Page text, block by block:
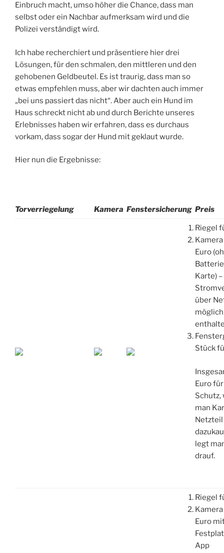
Einbruch macht, umso höher die Chance, dass man
selbst oder ein Nachbar aufmerksam wird und die
Polizei verständigt wird.
Ich habe recherchiert und präsentiere hier drei
Lösungen, für den schmalen, den mittleren und den
gehobenen Geldbeutel. Es ist traurig, dass man so
etwas empfehlen muss, aber wir dachten auch immer
„bei uns passiert das nicht“. Aber auch ein Hund im
Haus schreckt nicht ab und durch Berichte unseres
Erlebnisses haben wir erfahren, dass es durchaus
vorkam, dass sogar der Hund mit geklaut wurde.
Hier nun die Ergebnisse:
Torverriegelung Kamera Fenstersicherung Preis
Riegel
Euro
Karte) –
über
Stück
Euro
Schutz,
man
Netzteil
legt
drauf.
Riegel
Euro
App